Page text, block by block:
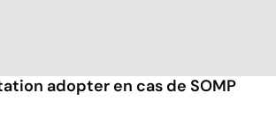
adopter en cas de SOMP